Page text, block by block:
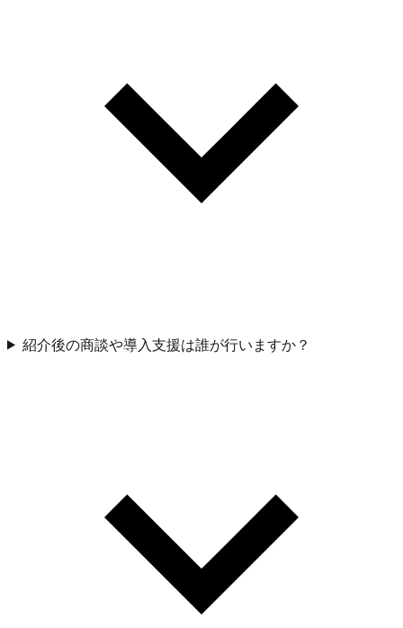
紹介後の商談や導入支援は誰が行いますか？